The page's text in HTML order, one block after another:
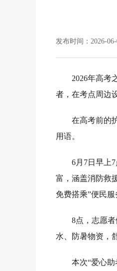
发布时间：2026-
2026年高考
者，在考点周边
在高考前的
用语。
6月7日早上
富，涵盖消防救
免费搭乘”便民
8点，志愿
水、防暑物资，
本次“爱心